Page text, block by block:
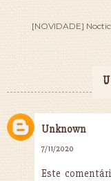
[NOVIDADE]
Unknown
7/11/2020
Este